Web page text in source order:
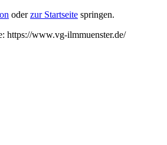
oderzur Startseite springen.
https://www.vg-ilmmuenster.de/